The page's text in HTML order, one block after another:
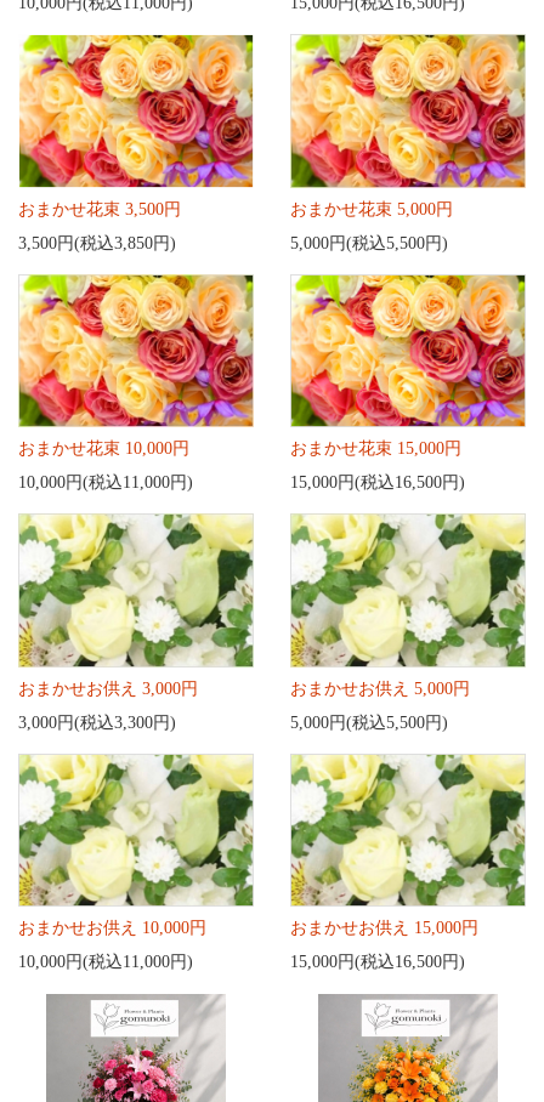
おまかせ花束 3,500円
3,500円(税込3,850円)
おまかせ花束 5,000円
5,000円(税込5,500円)
おまかせ花束 10,000円
10,000円(税込11,000円)
おまかせ花束 15,000円
15,000円(税込16,500円)
おまかせお供え 3,000円
3,000円(税込3,300円)
おまかせお供え 5,000円
5,000円(税込5,500円)
おまかせお供え 10,000円
10,000円(税込11,000円)
おまかせお供え 15,000円
15,000円(税込16,500円)